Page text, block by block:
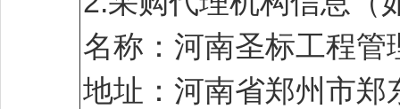
名称：河南圣标工程管
地址：河南省郑州市郑